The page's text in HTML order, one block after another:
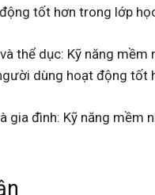
tốt hơn trong lớp
thể dục: Kỹ năng
dùng hoạt động tốt
gia đình: Kỹ năng